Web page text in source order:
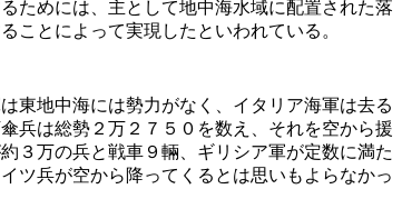
ためには、主として地中海水域に配置された落
ことによって実現したといわれている。
東地中海には勢力がなく、イタリア海軍は去る
兵は総勢２万２７５０を数え、それを空から援
３万の兵と戦車９輛、ギリシア軍が定数に満た
ツ兵が空から降ってくるとは思いもよらなかっ